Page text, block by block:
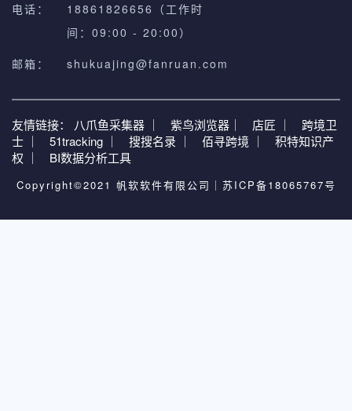
电话：
18861826656（工作时
间：09:00 - 20:00）
邮箱：
shukuajing@fanruan.com
友情链接： 八爪鱼采集器 ｜ 紫鸟浏览器｜ 店匠 ｜
跨境卫
士 ｜
51tracking ｜ 搜搜名录 ｜ 佰寻跨境 ｜
积特知识产
权 ｜
BI数据分析工具
Copyright©2021 帆软软件有限公司｜ 苏ICP备18065767号